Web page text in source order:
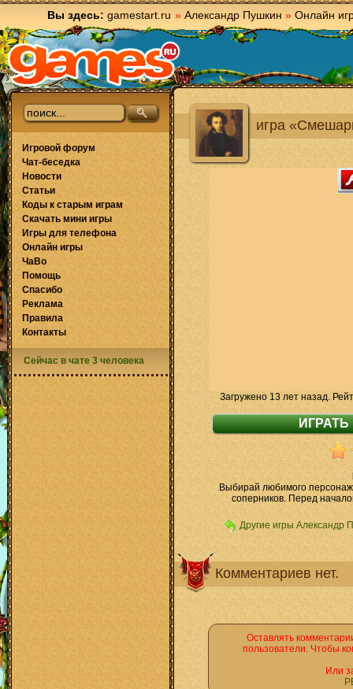
Вы здесь: gamestart.ru » Александр Пушкин » Онлайн
игра
Загружено 13 лет назад.
Выбирай любимого
соперников. Перед
Другие игры Александр
Комментариев нет.
Оставлять
пользователи. Чтобы
Или
Игровой форум
Чат-беседка
Новости
Статьи
Коды к старым играм
Скачать мини игры
Игры для телефона
Онлайн игры
ЧаВо
Помощь
Спасибо
Реклама
Правила
Контакты
Сейчас в чате 3 человека